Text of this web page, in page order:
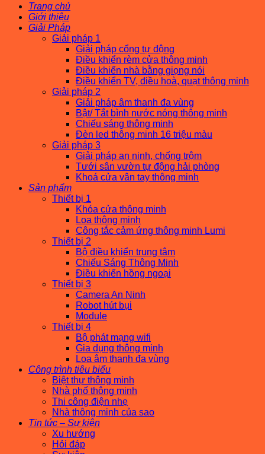
Trang chủ
Giới thiệu
Giải Pháp
Giải pháp 1
Giải pháp cổng tự động
Điều khiển rèm cửa thông minh
Điều khiển nhà bằng giọng nói
Điều khiển TV, điều hoà, quạt thông minh
Giải pháp 2
Giải pháp âm thanh đa vùng
Bật/ Tắt bình nước nóng thông minh
Chiếu sáng thông minh
Đèn led thông minh 16 triệu màu
Giải pháp 3
Giải pháp an ninh, chống trộm
Tưới sân vườn tự động hải phòng
Khoá cửa vân tay thông minh
Sản phẩm
Thiết bị 1
Khóa cửa thông minh
Loa thông minh
Công tắc cảm ứng thông minh Lumi
Thiết bị 2
Bộ điều khiển trung tâm
Chiếu Sáng Thông Minh
Điều khiển hồng ngoại
Thiết bị 3
Camera An Ninh
Robot hút bụi
Module
Thiết bị 4
Bộ phát mạng wifi
Gia dụng thông minh
Loa âm thanh đa vùng
Công trình tiêu biểu
Biệt thự thông minh
Nhà phố thông minh
Thi công điện nhẹ
Nhà thông minh của sao
Tin tức – Sự kiện
Xu hướng
Hỏi đáp